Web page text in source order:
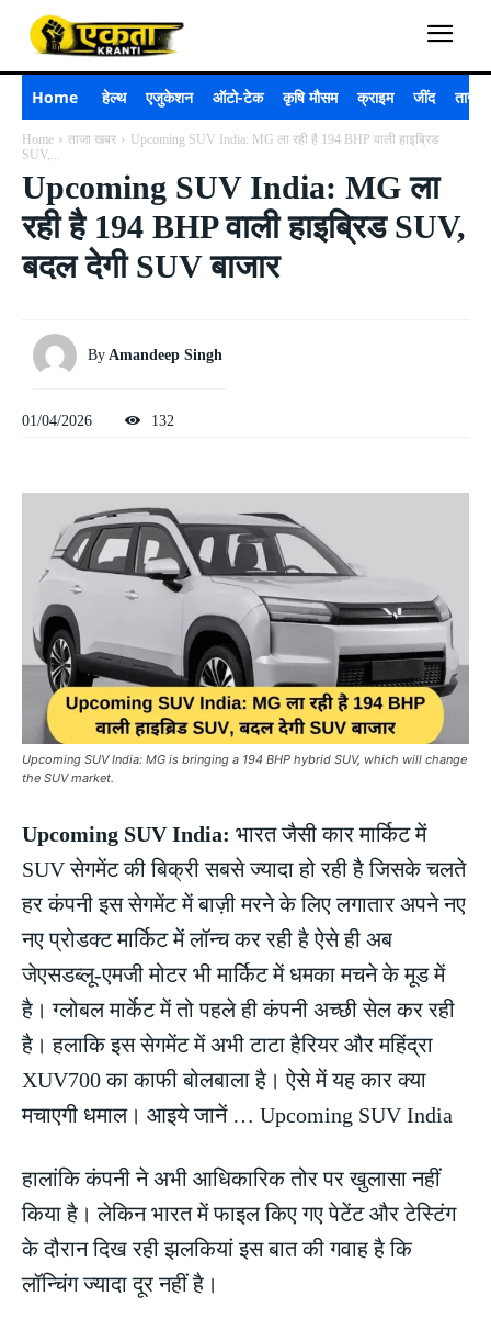
Home हेल्थ एजुकेशन ऑटो-टेक कृषि मौसम क्राइम जींद ताजा
Home ताजा खबर
Upcoming SUV India: MG ला रही है 194 BHP वाली हाइब्रिड
SUV,...
Upcoming SUV India: MG ला
रही है 194 BHP वाली हाइब्रिड SUV,
बदल देगी SUV बाजार
By Amandeep Singh
01/04/2026 132
Upcoming SUV India: MG is bringing a 194 BHP hybrid SUV, which will change
the SUV market.
Upcoming SUV India: भारत जैसी कार मार्किट में
SUV सेगमेंट की बिक्री सबसे ज्यादा हो रही है जिसके चलते
हर कंपनी इस सेगमेंट में बाज़ी मरने के लिए लगातार अपने नए
नए प्रोडक्ट मार्किट में लॉन्च कर रही है ऐसे ही अब
जेएसडब्लू-एमजी मोटर भी मार्किट में धमका मचने के मूड में
है। ग्लोबल मार्केट में तो पहले ही कंपनी अच्छी सेल कर रही
है। हलाकि इस सेगमेंट में अभी टाटा हैरियर और महिंद्रा
XUV700 का काफी बोलबाला है। ऐसे में यह कार क्या
मचाएगी धमाल। आइये जानें … Upcoming SUV India
हालांकि कंपनी ने अभी आधिकारिक तोर पर खुलासा नहीं
किया है। लेकिन भारत में फाइल किए गए पेटेंट और टेस्टिंग
के दौरान दिख रही झलकियां इस बात की गवाह है कि
लॉन्चिंग ज्यादा दूर नहीं है।